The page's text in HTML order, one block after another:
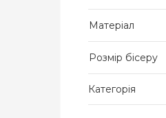
Матеріал
Розмір бісеру
Категорія